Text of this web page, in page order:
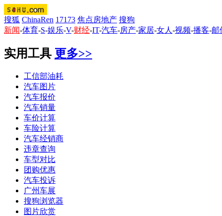
搜狐 ChinaRen 17173 焦点房地产 搜狗
新闻-体育-S-娱乐-V-财经-IT-汽车-房产-家居-女人 -视频-播客-邮
实用工具 更多>>
工信部油耗
汽车图片
汽车报价
汽车销量
车价计算
车险计算
汽车经销商
违章查询
车型对比
团购优惠
汽车投诉
广州车展
搜狗浏览器
图片欣赏